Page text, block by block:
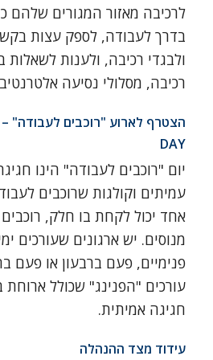
לרכיבה מאזור המגורים שלהם
בדרך לעבודה, לספק עצות
ולבגדי רכיבה, ולענות
רכיבה, מסלולי נסיעה
DAY
יום "רוכבים לעבודה" הינו
עמיתים וקולגות שרוכבים
אחד יכול לקחת בו חלק, רוכבים
מנוסים. יש ארגונים שעורכים
פנימיים, פעם ברבעון או פעם
עורכים "הפנינג" שכולל
חגיגה אמיתית.
עידוד מצד ההנהלה